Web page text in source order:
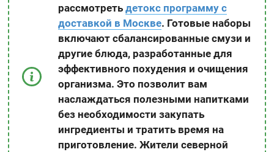
рассмотретьдетокс программу с
доставкой в Москве. Готовые наборы
включают сбалансированные смузи и
другие блюда, разработанные для
эффективного похудения и очищения
организма. Это позволит вам
наслаждаться полезными напитками
без необходимости закупать
ингредиенты и тратить время на
приготовление. Жители северной